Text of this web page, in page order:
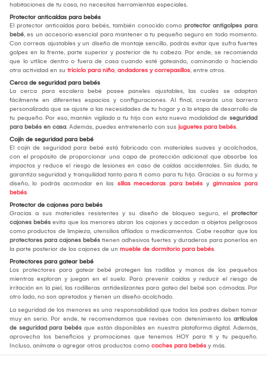
habitaciones de tu casa, no necesitas herramientas especiales.
Protector anticaídas para bebés
El protector anticaídas para bebés, también conocido como protector antigolpes para
bebé, es un accesorio esencial para mantener a tu pequeño seguro en todo momento.
Con correas ajustables y un diseño de montaje sencillo, podrás evitar que sufra fuertes
golpes en la frente, parte superior y posterior de tu cabeza. Por ende, se recomienda
que lo utilice dentro o fuera de casa cuando esté gateando, caminando o haciendo
otra actividad en su triciclo para niño, andadores y correpasillos, entre otros.
Cerca de seguridad para bebés
La cerca para escalera bebé posee paneles ajustables, las cuales se adaptan
fácilmente en diferentes espacios y configuraciones. Al final, crearás una barrera
personalizada que se ajuste a las necesidades de tu hogar y a la etapa de desarrollo de
tu pequeño. Por eso, mantén vigilado a tu hijo con esta nueva modalidad de seguridad
para bebés en casa. Además, puedes entretenerlo con sus juguetes para bebés.
Cojín de seguridad para bebé
El cojín de seguridad para bebé está fabricado con materiales suaves y acolchados,
con el propósito de proporcionar una capa de protección adicional que absorbe los
impactos y reduce el riesgo de lesiones en caso de caídas accidentales. Sin duda, te
garantiza seguridad y tranquilidad tanto para ti como para tu hijo. Gracias a su forma y
diseño, lo podrás acomodar en las sillas mecedoras para bebés y gimnasios para
bebés.
Protector de cajones para bebés
Gracias a sus materiales resistentes y su diseño de bloqueo seguro, el protector
cajones bebés evita que los menores abran los cajones y accedan a objetos peligrosos
como productos de limpieza, utensilios afilados o medicamentos. Cabe resaltar que los
protectores para cajones bebés tienen adhesivos fuertes y duraderos para ponerlos en
la parte posterior de los cajones de un mueble de dormitorio para bebés.
Protectores para gatear bebé
Los protectores para gatear bebé protegen las rodillas y manos de los pequeños
mientras exploran y juegan en el suelo. Para prevenir caídas y reducir el riesgo de
irritación en la piel, las rodilleras antideslizantes para gateo del bebé son cómodas. Por
otro lado, no son apretados y tienen un diseño acolchado.
La seguridad de los menores es una responsabilidad que todos los padres deben tomar
muy en serio. Por ende, te recomendamos que revises con detenimiento los artículos
de seguridad para bebés que están disponibles en nuestra plataforma digital. Además,
aprovecha los beneficios y promociones que tenemos HOY para ti y tu pequeño.
Incluso, anímate a agregar otros productos como coches para bebés y más.